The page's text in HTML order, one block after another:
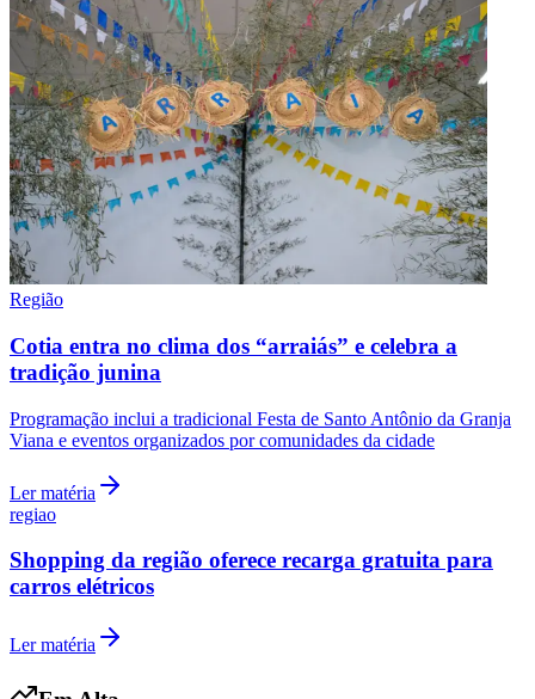
Flamengo
Região
Cotia entra no clima dos “arraiás” e celebra a
tradição junina
Programação inclui a tradicional Festa de Santo Antônio da Granja
Viana e eventos organizados por comunidades da cidade
Ler matéria
regiao
Shopping da região oferece recarga gratuita para
carros elétricos
Ler matéria